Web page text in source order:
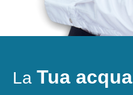
La Tua acqua